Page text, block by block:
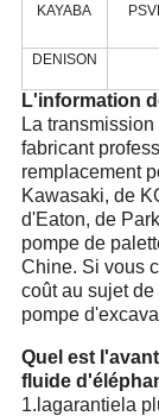
KAYABA
DENISON
L'information
La
fabricant
remplacement
Kawasaki, de
d'Eaton, de
pompe de
Chine. Si vous
coût au sujet
pompe
Quel est
fluide
1. lagarantiela